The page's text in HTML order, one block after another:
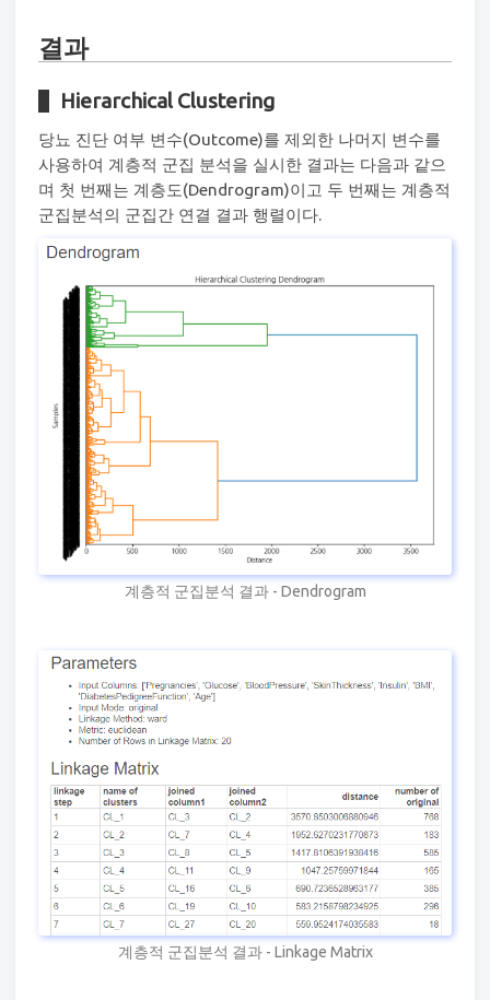
결과
Hierarchical Clustering
당뇨 진단 여부 변수(Outcome)를 제외한 나머지 변수를
사용하여 계층적 군집 분석을 실시한 결과는 다음과 같으
며 첫 번째는 계층도(Dendrogram)이고 두 번째는 계층적
군집분석의 군집간 연결 결과 행렬이다.
계층적 군집분석 결과 - Dendrogram
계층적 군집분석 결과 - Linkage Matrix